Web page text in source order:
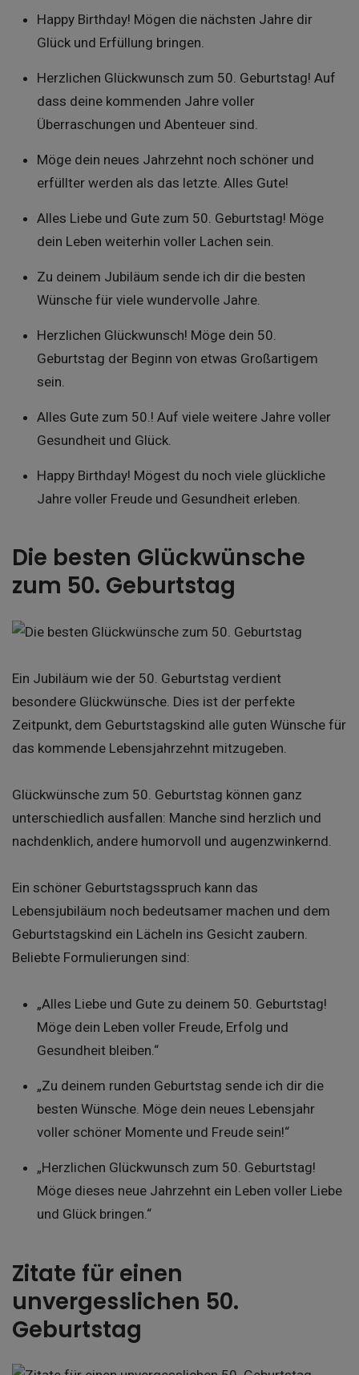
Happy Birthday! Mögen die nächsten Jahre dir
Glück und Erfüllung bringen.
Herzlichen Glückwunsch zum 50. Geburtstag! Auf
dass deine kommenden Jahre voller
Überraschungen und Abenteuer sind.
Möge dein neues Jahrzehnt noch schöner und
erfüllter werden als das letzte. Alles Gute!
Alles Liebe und Gute zum 50. Geburtstag! Möge
dein Leben weiterhin voller Lachen sein.
Zu deinem Jubiläum sende ich dir die besten
Wünsche für viele wundervolle Jahre.
Herzlichen Glückwunsch! Möge dein 50.
Geburtstag der Beginn von etwas Großartigem
sein.
Alles Gute zum 50.! Auf viele weitere Jahre voller
Gesundheit und Glück.
Happy Birthday! Mögest du noch viele glückliche
Jahre voller Freude und Gesundheit erleben.
Die besten Glückwünsche
zum 50. Geburtstag
Ein Jubiläum wie der 50. Geburtstag verdient
besondere Glückwünsche. Dies ist der perfekte
Zeitpunkt, dem Geburtstagskind alle guten Wünsche für
das kommende Lebensjahrzehnt mitzugeben.
Glückwünsche zum 50. Geburtstag können ganz
unterschiedlich ausfallen: Manche sind herzlich und
nachdenklich, andere humorvoll und augenzwinkernd.
Ein schöner Geburtstagsspruch kann das
Lebensjubiläum noch bedeutsamer machen und dem
Geburtstagskind ein Lächeln ins Gesicht zaubern.
Beliebte Formulierungen sind:
„Alles Liebe und Gute zu deinem 50. Geburtstag!
Möge dein Leben voller Freude, Erfolg und
Gesundheit bleiben.“
„Zu deinem runden Geburtstag sende ich dir die
besten Wünsche. Möge dein neues Lebensjahr
voller schöner Momente und Freude sein!“
„Herzlichen Glückwunsch zum 50. Geburtstag!
Möge dieses neue Jahrzehnt ein Leben voller Liebe
und Glück bringen.“
Zitate für einen
unvergesslichen 50.
Geburtstag